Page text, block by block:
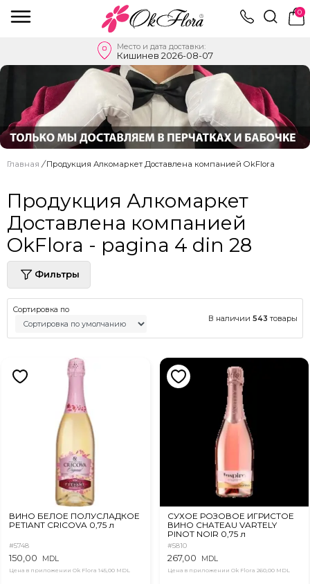
0
Место и дата доставки:
Кишинев 2026-08-07
Главная / Продукция Алкомаркет Доставлена ​​компанией OkFlora
Продукция Алкомаркет
Доставлена ​​компанией
OkFlora - pagina 4 din 28
Фильтры
Сортировка по
В наличии 543 товары
ВИНО БЕЛОЕ ПОЛУСЛАДКОЕ
PETIANT CRICOVA 0,75 л
#5748
150,00 MDL
Цена в приложении Ok Flora 145,00 MDL
СУХОЕ РОЗОВОЕ ИГРИСТОЕ
ВИНО CHATEAU VARTELY
PINOT NOIR 0,75 л
#5810
267,00 MDL
Цена в приложении Ok Flora 260,00 MDL